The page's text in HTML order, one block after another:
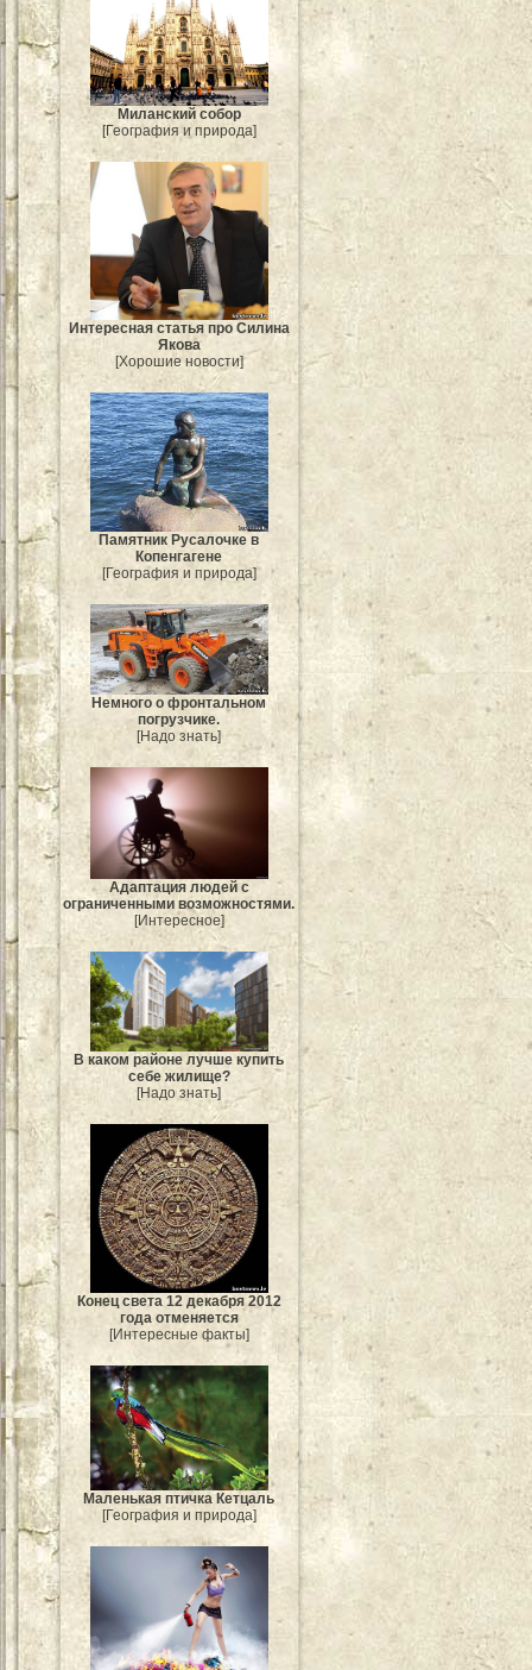
Миланский собор
[География и природа]
Интересная статья про Силина
Якова
[Хорошие новости]
Памятник Русалочке в
Копенгагене
[География и природа]
Немного о фронтальном
погрузчике.
[Надо знать]
Адаптация людей с
ограниченными возможностями.
[Интересное]
В каком районе лучше купить
себе жилище?
[Надо знать]
Конец света 12 декабря 2012
года отменяется
[Интересные факты]
Маленькая птичка Кетцаль
[География и природа]